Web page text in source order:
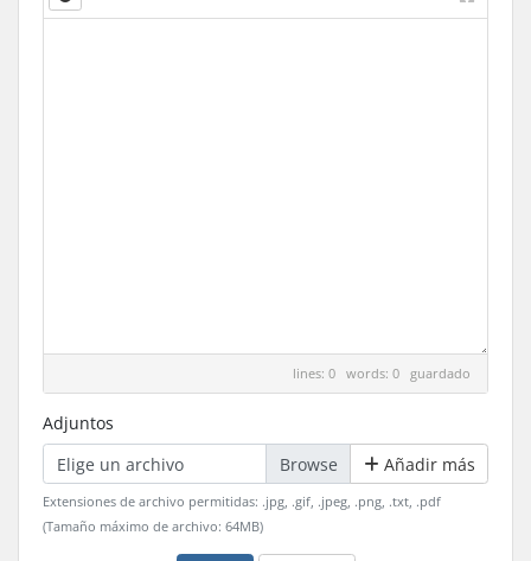
lines: 0 words: 0 guardado
Adjuntos
Elige un archivo
Añadir más
Extensiones de archivo permitidas: .jpg, .gif, .jpeg, .png, .txt, .pdf
(Tamaño máximo de archivo: 64MB)